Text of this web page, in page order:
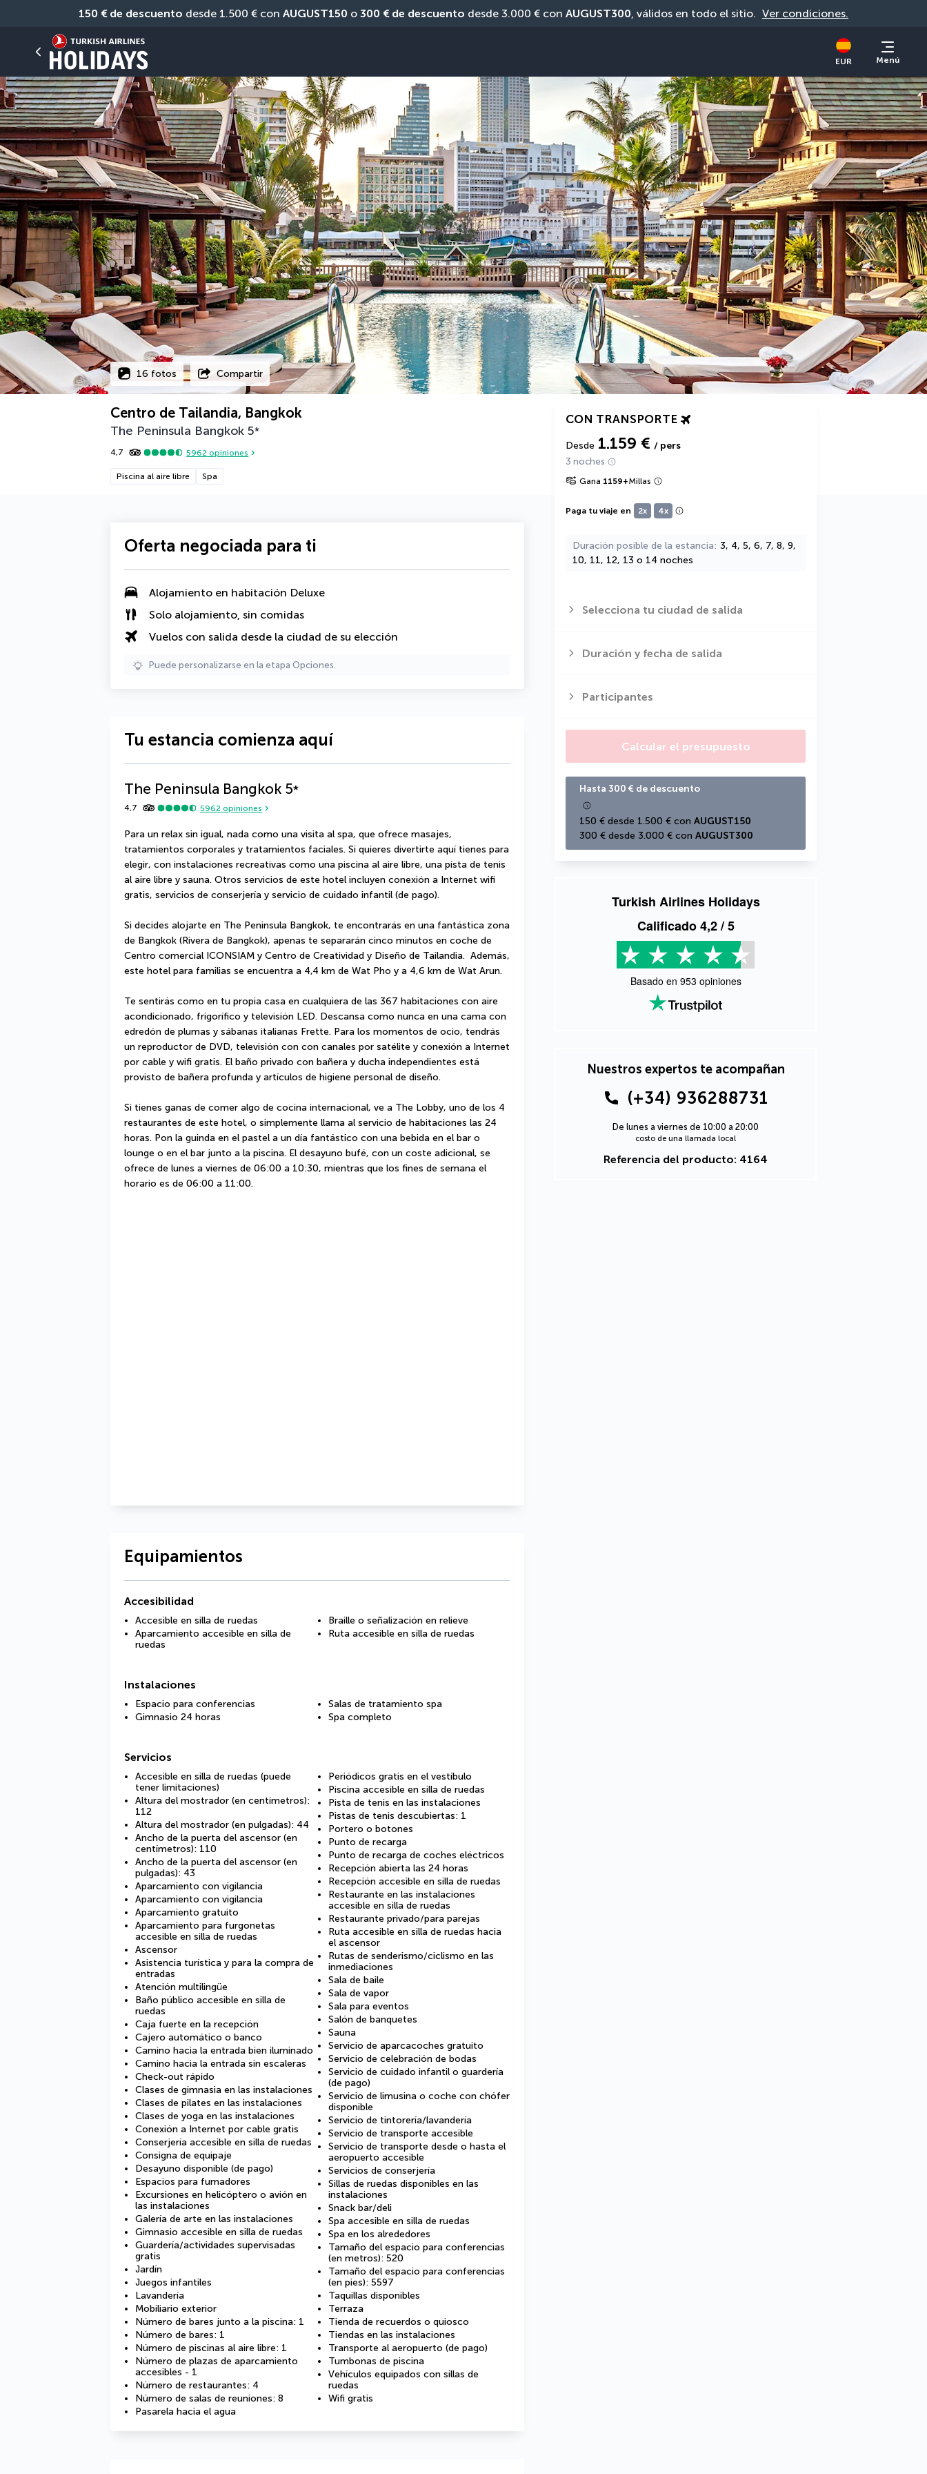
150 € de descuento desde 1.500 € con AUGUST150 o 300 € de descuento desde 3.000 € con AUGUST300, válidos en todo el sitio. Ver condiciones.
EUR Menú
16 fotos Compartir
Centro de Tailandia, Bangkok
The Peninsula Bangkok 5*
4,7 5962 opiniones
Piscina al aire libre Spa
CON TRANSPORTE
Desde 1.159 € / pers
3 noches
Gana 1159+Millas
Paga tu viaje en 2x 4x
Duración posible de la estancia 3, 4, 5, 6, 7, 8, 9,
10, 11, 12, 13 o 14 noches
Selecciona tu ciudad de salida
Duración y fecha de salida
Participantes
Calcular el presupuesto
Hasta 300 € de descuento
150 € desde 1.500 € con AUGUST150
300 € desde 3.000 € con AUGUST300
Turkish Airlines Holidays
Calificado4,2/ 5
Basado en 953 opiniones
Nuestros expertos te acompañan
(+34) 936288731
De lunes a viernes de 10:00 a 20:00
costo de una llamada local
Referencia del producto: 4164
Oferta negociada para ti
Alojamiento en habitación Deluxe
Solo alojamiento, sin comidas
Vuelos con salida desde la ciudad de su elección
Puede personalizarse en la etapa Opciones.
Tu estancia comienza aquí
The Peninsula Bangkok 5*
4,7 5962 opiniones
Para un relax sin igual, nada como una visita al spa, que ofrece masajes,
tratamientos corporales y tratamientos faciales. Si quieres divertirte aquí tienes para
elegir, con instalaciones recreativas como una piscina al aire libre, una pista de tenis
al aire libre y sauna. Otros servicios de este hotel incluyen conexión a Internet wifi
gratis, servicios de conserjería y servicio de cuidado infantil (de pago).
Si decides alojarte en The Peninsula Bangkok, te encontrarás en una fantástica zona
de Bangkok (Rivera de Bangkok), apenas te separarán cinco minutos en coche de
Centro comercial ICONSIAM y Centro de Creatividad y Diseño de Tailandia.  Además,
este hotel para familias se encuentra a 4,4 km de Wat Pho y a 4,6 km de Wat Arun.
Te sentirás como en tu propia casa en cualquiera de las 367 habitaciones con aire
acondicionado, frigorífico y televisión LED. Descansa como nunca en una cama con
edredón de plumas y sábanas italianas Frette. Para los momentos de ocio, tendrás
un reproductor de DVD, televisión con con canales por satélite y conexión a Internet
por cable y wifi gratis. El baño privado con bañera y ducha independientes está
provisto de bañera profunda y artículos de higiene personal de diseño.
Si tienes ganas de comer algo de cocina internacional, ve a The Lobby, uno de los 4
restaurantes de este hotel, o simplemente llama al servicio de habitaciones las 24
horas. Pon la guinda en el pastel a un día fantástico con una bebida en el bar o
lounge o en el bar junto a la piscina. El desayuno bufé, con un coste adicional, se
ofrece de lunes a viernes de 06:00 a 10:30, mientras que los fines de semana el
horario es de 06:00 a 11:00.
Equipamientos
Accesibilidad
Accesible en silla de ruedas
Aparcamiento accesible en silla de
ruedas
Braille o señalización en relieve
Ruta accesible en silla de ruedas
Instalaciones
Espacio para conferencias
Gimnasio 24 horas
Salas de tratamiento spa
Spa completo
Servicios
Accesible en silla de ruedas (puede
tener limitaciones)
Altura del mostrador (en centímetros):
112
Altura del mostrador (en pulgadas): 44
Ancho de la puerta del ascensor (en
centímetros): 110
Ancho de la puerta del ascensor (en
pulgadas): 43
Aparcamiento con vigilancia
Aparcamiento con vigilancia
Aparcamiento gratuito
Aparcamiento para furgonetas
accesible en silla de ruedas
Ascensor
Asistencia turística y para la compra de
entradas
Atención multilingüe
Baño público accesible en silla de
ruedas
Caja fuerte en la recepción
Cajero automático o banco
Camino hacia la entrada bien iluminado
Camino hacia la entrada sin escaleras
Check-out rápido
Clases de gimnasia en las instalaciones
Clases de pilates en las instalaciones
Clases de yoga en las instalaciones
Conexión a Internet por cable gratis
Conserjería accesible en silla de ruedas
Consigna de equipaje
Desayuno disponible (de pago)
Espacios para fumadores
Excursiones en helicóptero o avión en
las instalaciones
Galería de arte en las instalaciones
Gimnasio accesible en silla de ruedas
Guardería/actividades supervisadas
gratis
Jardín
Juegos infantiles
Lavandería
Mobiliario exterior
Número de bares junto a la piscina: 1
Número de bares: 1
Número de piscinas al aire libre: 1
Número de plazas de aparcamiento
accesibles - 1
Número de restaurantes: 4
Número de salas de reuniones: 8
Pasarela hacia el agua
Periódicos gratis en el vestíbulo
Piscina accesible en silla de ruedas
Pista de tenis en las instalaciones
Pistas de tenis descubiertas: 1
Portero o botones
Punto de recarga
Punto de recarga de coches eléctricos
Recepción abierta las 24 horas
Recepción accesible en silla de ruedas
Restaurante en las instalaciones
accesible en silla de ruedas
Restaurante privado/para parejas
Ruta accesible en silla de ruedas hacia
el ascensor
Rutas de senderismo/ciclismo en las
inmediaciones
Sala de baile
Sala de vapor
Sala para eventos
Salón de banquetes
Sauna
Servicio de aparcacoches gratuito
Servicio de celebración de bodas
Servicio de cuidado infantil o guardería
(de pago)
Servicio de limusina o coche con chófer
disponible
Servicio de tintorería/lavandería
Servicio de transporte accesible
Servicio de transporte desde o hasta el
aeropuerto accesible
Servicios de conserjería
Sillas de ruedas disponibles en las
instalaciones
Snack bar/deli
Spa accesible en silla de ruedas
Spa en los alrededores
Tamaño del espacio para conferencias
(en metros): 520
Tamaño del espacio para conferencias
(en pies): 5597
Taquillas disponibles
Terraza
Tienda de recuerdos o quiosco
Tiendas en las instalaciones
Transporte al aeropuerto (de pago)
Tumbonas de piscina
Vehículos equipados con sillas de
ruedas
Wifi gratis